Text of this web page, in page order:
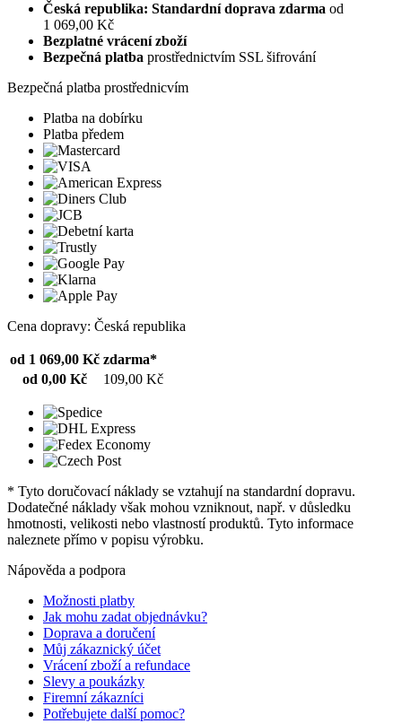
Česká republika: Standardní doprava zdarma od
1 069,00 Kč
Bezplatné vrácení zboží
Bezpečná platba prostřednictvím SSL šifrování
Bezpečná platba prostřednicvím
Platba na dobírku
Platba předem
Cena dopravy: Česká republika
od 1 069,00 Kč zdarma*
od 0,00 Kč
109,00 Kč
* Tyto doručovací náklady se vztahují na standardní dopravu.
Dodatečné náklady však mohou vzniknout, např. v důsledku
hmotnosti, velikosti nebo vlastností produktů. Tyto informace
naleznete přímo v popisu výrobku.
Nápověda a podpora
Možnosti platby
Jak mohu zadat objednávku?
Doprava a doručení
Můj zákaznický účet
Vrácení zboží a refundace
Slevy a poukázky
Firemní zákazníci
Potřebujete další pomoc?